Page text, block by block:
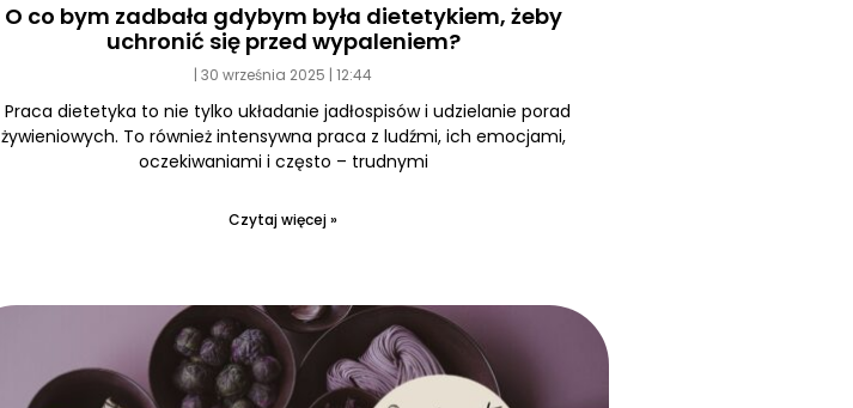
O co bym zadbała gdybym była dietetykiem, żeby
uchronić się przed wypaleniem?
30 września 2025 12:44
Praca dietetyka to nie tylko układanie jadłospisów i udzielanie porad
żywieniowych. To również intensywna praca z ludźmi, ich emocjami,
oczekiwaniami i często – trudnymi
Czytaj więcej »